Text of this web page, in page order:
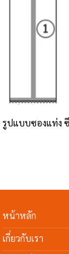
รูปแบบซองแท่ง
หน้าหลัก
เกี่ยวกับเรา